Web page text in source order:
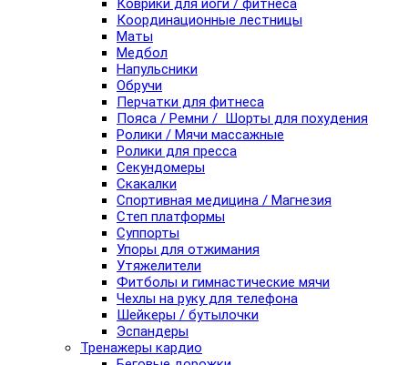
Коврики для йоги / фитнеса
Координационные лестницы
Маты
Медбол
Напульсники
Обручи
Перчатки для фитнеса
Пояса / Ремни / Шорты для похудения
Ролики / Мячи массажные
Ролики для пресса
Секундомеры
Скакалки
Спортивная медицина / Магнезия
Степ платформы
Суппорты
Упоры для отжимания
Утяжелители
Фитболы и гимнастические мячи
Чехлы на руку для телефона
Шейкеры / бутылочки
Эспандеры
Тренажеры кардио